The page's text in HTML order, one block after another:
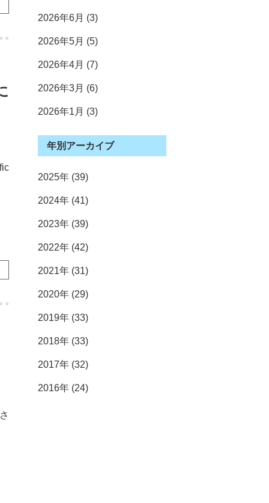
2026年6月 (3)
2026年5月 (5)
2026年4月 (7)
2026年3月 (6)
2026年1月 (3)
2025年12月 (4)
2025年11月 (3)
2025年10月 (4)
2025年9月 (2)
2025年7月 (3)
2025年6月 (3)
2025年5月 (5)
2025年4月 (3)
2025年3月 (4)
2025年2月 (4)
2025年1月 (4)
2024年12月 (2)
2024年11月 (1)
2024年10月 (9)
2024年9月 (2)
2024年8月 (1)
2024年7月 (7)
2024年6月 (3)
2024年5月 (2)
2024年4月 (10)
2024年3月 (1)
2024年2月 (2)
2024年1月 (1)
2023年12月 (4)
2023年11月 (4)
2023年10月 (2)
2023年9月 (2)
2023年8月 (2)
2023年7月 (4)
2023年5月 (7)
2023年4月 (5)
2023年3月 (5)
2023年2月 (2)
2023年1月 (2)
2022年12月 (2)
2022年11月 (4)
2022年10月 (4)
2022年9月 (4)
2022年7月 (3)
2022年6月 (3)
2022年5月 (3)
2022年4月 (9)
2022年3月 (4)
2022年2月 (3)
2022年1月 (3)
2021年12月 (2)
2021年11月 (2)
2021年10月 (2)
2021年9月 (1)
2021年8月 (2)
2021年7月 (4)
2021年6月 (2)
2021年5月 (7)
2021年4月 (6)
2021年3月 (1)
2021年1月 (2)
2020年12月 (3)
2020年11月 (6)
2020年10月 (1)
2020年9月 (5)
2020年8月 (1)
2020年7月 (2)
2020年6月 (2)
2020年5月 (4)
2020年4月 (1)
2020年2月 (2)
2020年1月 (2)
2019年12月 (3)
2019年11月 (2)
2019年10月 (1)
2019年9月 (3)
2019年8月 (1)
2019年7月 (2)
2019年6月 (3)
2019年5月 (6)
2019年4月 (5)
2019年3月 (3)
2019年2月 (3)
2019年1月 (1)
2018年12月 (2)
2018年11月 (5)
2018年10月 (2)
2018年9月 (3)
2018年7月 (1)
2018年6月 (5)
2018年5月 (7)
2018年4月 (4)
2018年3月 (1)
2018年2月 (2)
2018年1月 (1)
2017年12月 (2)
2017年11月 (3)
2017年10月 (4)
2017年9月 (3)
2017年8月 (1)
2017年7月 (3)
2017年6月 (6)
2017年5月 (4)
2017年4月 (3)
2017年3月 (2)
2017年2月 (1)
2016年12月 (1)
2016年11月 (1)
2016年10月 (2)
2016年9月 (4)
2016年8月 (1)
2016年7月 (4)
2016年6月 (3)
2016年5月 (4)
2016年4月 (4)
年別アーカイブ
2025年 (39)
2024年 (41)
2023年 (39)
2022年 (42)
2021年 (31)
2020年 (29)
2019年 (33)
2018年 (33)
2017年 (32)
2016年 (24)